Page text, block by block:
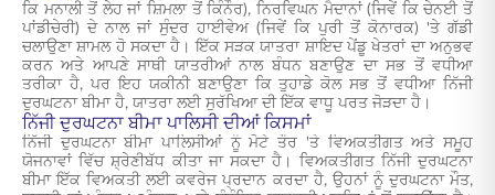
ਕਿ ਮਨਾਲੀ ਤੋਂ ਲੇਹ ਜਾਂ ਸ਼ਿਮਲਾ ਤੋਂ ਕਿੰਨੌਰ), ਨਿਰਵਿਘਨ ਮੈਦਾਨਾਂ (ਜਿਵੇਂ ਕਿ ਚੇਨਈ ਤੋਂ
ਪਾਂਡੀਚੇਰੀ) ਦੇ ਨਾਲ ਜਾਂ ਸੁੰਦਰ ਹਾਈਵੇਅ (ਜਿਵੇਂ ਕਿ ਪੁਰੀ ਤੋਂ ਕੋਨਾਰਕ) 'ਤੇ ਗੱਡੀ
ਚਲਾਉਣਾ ਸ਼ਾਮਲ ਹੋ ਸਕਦਾ ਹੈ। ਇੱਕ ਸੜਕ ਯਾਤਰਾ ਸ਼ਾਇਦ ਪੇਂਡੂ ਖੇਤਰਾਂ ਦਾ ਅਨੁਭਵ
ਕਰਨ ਅਤੇ ਆਪਣੇ ਸਾਥੀ ਯਾਤਰੀਆਂ ਨਾਲ ਬੰਧਨ ਬਣਾਉਣ ਦਾ ਸਭ ਤੋਂ ਵਧੀਆ
ਤਰੀਕਾ ਹੈ, ਪਰ ਇਹ ਯਕੀਨੀ ਬਣਾਉਣਾ ਕਿ ਤੁਹਾਡੇ ਕੋਲ ਸਭ ਤੋਂ ਵਧੀਆ ਨਿੱਜੀ
ਦੁਰਘਟਨਾ ਬੀਮਾ ਹੈ, ਯਾਤਰਾ ਲਈ ਸੁਰੱਖਿਆ ਦੀ ਇੱਕ ਵਾਧੂ ਪਰਤ ਜੋੜਦਾ ਹੈ।
ਨਿੱਜੀ ਦੁਰਘਟਨਾ ਬੀਮਾ ਪਾਲਿਸੀ ਦੀਆਂ ਕਿਸਮਾਂ
ਨਿੱਜੀ ਦੁਰਘਟਨਾ ਬੀਮਾ ਪਾਲਿਸੀਆਂ ਨੂੰ ਮੋਟੇ ਤੌਰ 'ਤੇ ਵਿਅਕਤੀਗਤ ਅਤੇ ਸਮੂਹ
ਯੋਜਨਾਵਾਂ ਵਿੱਚ ਸ਼੍ਰੇਣੀਬੱਧ ਕੀਤਾ ਜਾ ਸਕਦਾ ਹੈ। ਵਿਅਕਤੀਗਤ ਨਿੱਜੀ ਦੁਰਘਟਨਾ
ਬੀਮਾ ਇੱਕ ਵਿਅਕਤੀ ਲਈ ਕਵਰੇਜ ਪ੍ਰਦਾਨ ਕਰਦਾ ਹੈ, ਉਹਨਾਂ ਨੂੰ ਦੁਰਘਟਨਾ ਮੌਤ,